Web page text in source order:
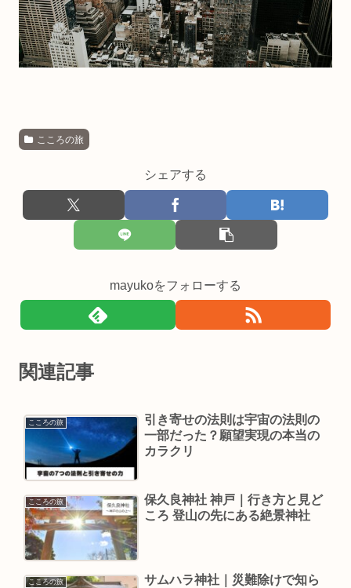
こころの旅
シェアする
mayukoをフォローする
関連記事
こころの旅
引き寄せの法則は宇宙の法則の
一部だった？願望実現の本当の
カラクリ
こころの旅
保久良神社 神戸｜行き方と見ど
ころ 登山の先にある絶景神社
こころの旅
サムハラ神社｜災難除けで知ら